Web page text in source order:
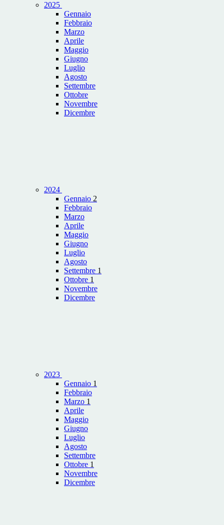
2025
Gennaio
Febbraio
Marzo
Aprile
Maggio
Giugno
Luglio
Agosto
Settembre
Ottobre
Novembre
Dicembre
2024
Gennaio 2
Febbraio
Marzo
Aprile
Maggio
Giugno
Luglio
Agosto
Settembre 1
Ottobre 1
Novembre
Dicembre
2023
Gennaio 1
Febbraio
Marzo 1
Aprile
Maggio
Giugno
Luglio
Agosto
Settembre
Ottobre 1
Novembre
Dicembre